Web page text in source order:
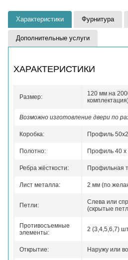
Характеристики Фурнитура
Дополнительные услуги
ХАРАКТЕРИСТИКИ
Размер:
120 мм на
Возможно изготовление двери по
Коробка: Профиль
Полотно: Профиль 40
Ребра жёсткости: Профильная
Лист металла: 2 мм (по
Петли:
Слева или
(скрытые
Противосъемные
элементы:
2 (3,4,5,6,7)
Открытие: Наружу или